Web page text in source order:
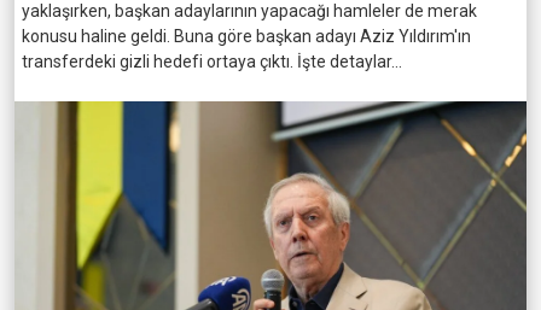
yaklaşırken, başkan adaylarının yapacağı hamleler de merak
konusu haline geldi. Buna göre başkan adayı Aziz Yıldırım'ın
transferdeki gizli hedefi ortaya çıktı. İşte detaylar...